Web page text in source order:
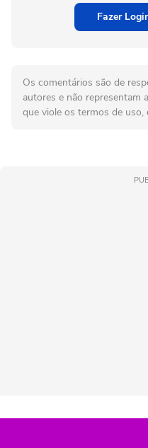
Fazer
Os comentários são de
autores e não representam
que viole os termos de uso,